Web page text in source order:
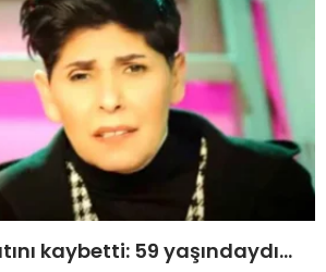
kaybetti: 59 yaşındaydı…